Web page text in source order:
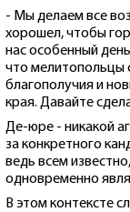
- Мы делаем все
хорошел, чтобы
нас особенный
что мелитопольцы
благополучия и
края. Давайте
Де-юре - никакой
за конкретного
ведь всем
одновременно
В этом контексте